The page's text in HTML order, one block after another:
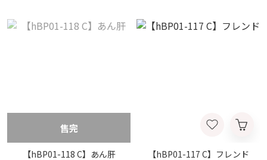
售完
【hBP01-118 C】あん肝
【hBP01-117 C】フレンド